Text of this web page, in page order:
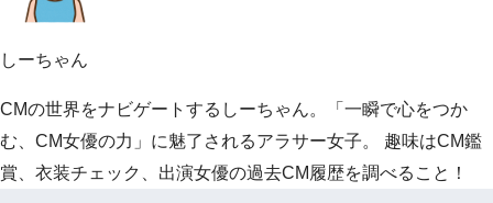
しーちゃん
CMの世界をナビゲートするしーちゃん。「一瞬で心をつか
む、CM女優の力」に魅了されるアラサー女子。 趣味はCM鑑
賞、衣装チェック、出演女優の過去CM履歴を調べること！